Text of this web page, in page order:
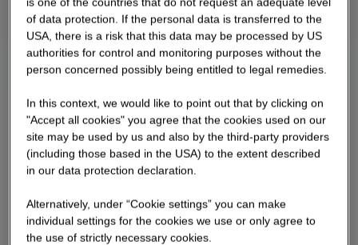
of data protection. If the personal data is transferred to the
USA, there is a risk that this data may be processed by US
authorities for control and monitoring purposes without the
person concerned possibly being entitled to legal remedies.
In this context, we would like to point out that by clicking on
"Accept all cookies" you agree that the cookies used on our
site may be used by us and also by the third-party providers
(including those based in the USA) to the extent described
in our data protection declaration.
Alternatively, under “Cookie settings” you can make
individual settings for the cookies we use or only agree to
the use of strictly necessary cookies.